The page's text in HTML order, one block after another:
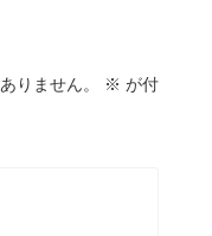
りません。 ※ が付